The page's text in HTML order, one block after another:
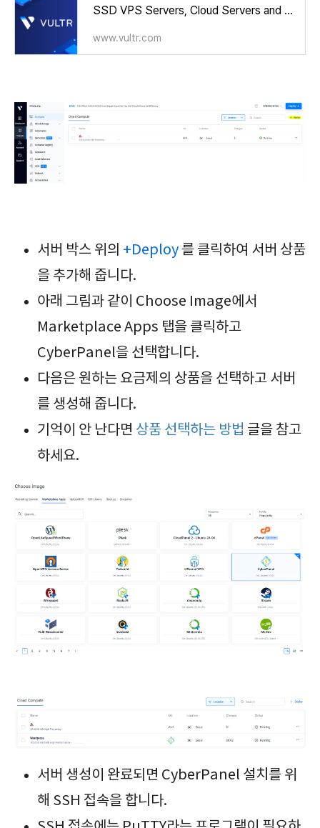
SSD VPS Servers, Cloud Servers and Cloud Hosting
www.vultr.com
서버 박스 위의 +Deploy 를 클릭하여 서버 상품
을 추가해 줍니다.
아래 그림과 같이 Choose Image에서
Marketplace Apps 탭을 클릭하고
CyberPanel을 선택합니다.
다음은 원하는 요금제의 상품을 선택하고 서버
를 생성해 줍니다.
기억이 안 난다면 상품 선택하는 방법 글을 참고
하세요.
서버 생성이 완료되면 CyberPanel 설치를 위
해 SSH 접속을 합니다.